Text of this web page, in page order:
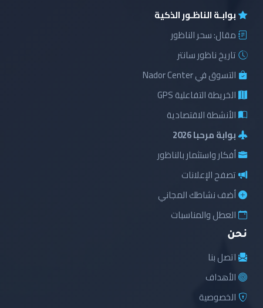
بوابـة الناظـور الذكية
مقال: سحر الناظور
تاريخ ناظور سانتر
التسوق في Nador Center
الخريطة التفاعلية GPS
الأنشطة الاقتصادية
بوابة مرحبا 2026
أفكار واستثمار بالناظور
تصفح الإعلانات
أضف نشاطك المجاني
العطل والمناسبات
نحن
اتصل بنا
الأهداف
الخصوصية